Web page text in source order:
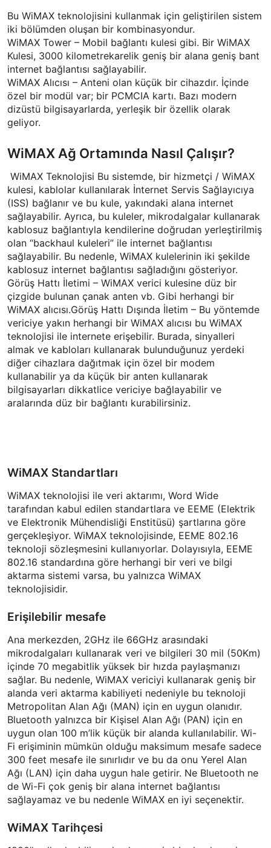
Bu WiMAX teknolojisini kullanmak için geliştirilen sistem
iki bölümden oluşan bir kombinasyondur.
WiMAX Tower – Mobil bağlantı kulesi gibi. Bir WiMAX
Kulesi, 3000 kilometrekarelik geniş bir alana geniş bant
internet bağlantısı sağlayabilir.
WiMAX Alıcısı – Anteni olan küçük bir cihazdır. İçinde
özel bir modül var; bir PCMCIA kartı. Bazı modern
dizüstü bilgisayarlarda, yerleşik bir özellik olarak
geliyor.
WiMAX Ağ Ortamında Nasıl Çalışır?
WiMAX Teknolojisi Bu sistemde, bir hizmetçi / WiMAX
kulesi, kablolar kullanılarak İnternet Servis Sağlayıcıya
(ISS) bağlanır ve bu kule, yakındaki alana internet
sağlayabilir. Ayrıca, bu kuleler, mikrodalgalar kullanarak
kablosuz bağlantıyla kendilerine doğrudan yerleştirilmiş
olan “backhaul kuleleri” ile internet bağlantısı
sağlayabilir. Bu nedenle, WiMAX kulelerinin iki şekilde
kablosuz internet bağlantısı sağladığını gösteriyor.
Görüş Hattı İletimi – WiMAX verici kulesine düz bir
çizgide bulunan çanak anten vb. Gibi herhangi bir
WiMAX alıcısı.Görüş Hattı Dışında İletim – Bu yöntemde
vericiye yakın herhangi bir WiMAX alıcısı bu WiMAX
teknolojisi ile internete erişebilir. Burada, sinyalleri
almak ve kabloları kullanarak bulunduğunuz yerdeki
diğer cihazlara dağıtmak için özel bir modem
kullanabilir ya da küçük bir anten kullanarak
bilgisayarları dikkatlice vericiye bağlayabilir ve
aralarında düz bir bağlantı kurabilirsiniz.
WiMAX Standartları
WiMAX teknolojisi ile veri aktarımı, Word Wide
tarafından kabul edilen standartlara ve EEME (Elektrik
ve Elektronik Mühendisliği Enstitüsü) şartlarına göre
gerçekleşiyor. WiMAX teknolojisinde, EEME 802.16
teknoloji sözleşmesini kullanıyorlar. Dolayısıyla, EEME
802.16 standardına göre herhangi bir veri ve bilgi
aktarma sistemi varsa, bu yalnızca WiMAX
teknolojisidir.
Erişilebilir mesafe
Ana merkezden, 2GHz ile 66GHz arasındaki
mikrodalgaları kullanarak veri ve bilgileri 30 mil (50Km)
içinde 70 megabitlik yüksek bir hızda paylaşmanızı
sağlar. Bu nedenle, WiMAX vericiyi kullanarak geniş bir
alanda veri aktarma kabiliyeti nedeniyle bu teknoloji
Metropolitan Alan Ağı (MAN) için en uygun olanıdır.
Bluetooth yalnızca bir Kişisel Alan Ağı (PAN) için en
uygun olan 100 m’lik küçük bir alanda kullanılabilir. Wi-
Fi erişiminin mümkün olduğu maksimum mesafe sadece
300 feet mesafe ile sınırlıdır ve bu da onu Yerel Alan
Ağı (LAN) için daha uygun hale getirir. Ne Bluetooth ne
de Wi-Fi çok geniş bir alana internet bağlantısı
sağlayamaz ve bu nedenle WiMAX en iyi seçenektir.
WiMAX Tarihçesi